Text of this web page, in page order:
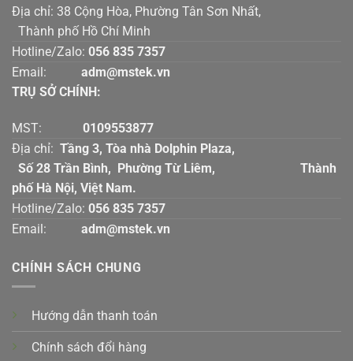
Địa chỉ: 38 Cộng Hòa, Phường Tân Sơn Nhất,
Thành phố Hồ Chí Minh
Hotline/Zalo: 056 835 7357
Email:
adm@mstek.vn
TRỤ SỞ CHÍNH:
MST: 0109553877
Địa chỉ: Tầng 3, Tòa nhà Dolphin Plaza,
Số 28 Trần Bình, Phường Từ Liêm, Thành
phố Hà Nội, Việt Nam.
Hotline/Zalo: 056 835 7357
Email:
adm@mstek.vn
CHÍNH SÁCH CHUNG
Hướng dẫn thanh toán
Chính sách đổi hàng